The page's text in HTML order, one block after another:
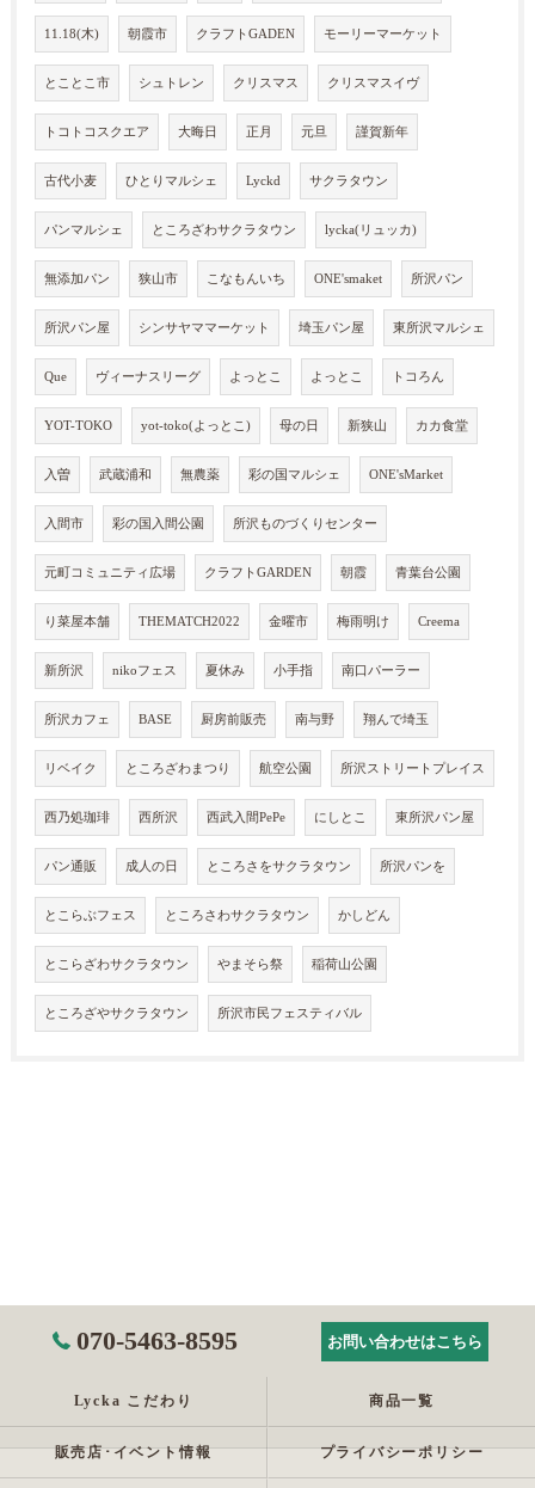
11.18(木) 朝霞市 クラフトGADEN モーリーマーケット
とことこ市 シュトレン クリスマス クリスマスイヴ
トコトコスクエア 大晦日 正月 元旦 謹賀新年
古代小麦 ひとりマルシェ Lyckd サクラタウン
パンマルシェ ところざわサクラタウン lycka(リュッカ)
無添加パン 狭山市 こなもんいち ONE'smaket 所沢パン
所沢パン屋 シンサヤママーケット 埼玉パン屋 東所沢マルシェ
Que ヴィーナスリーグ よっとこ よっとこ トコろん
YOT-TOKO yot-toko(よっとこ) 母の日 新狭山 カカ食堂
入曽 武蔵浦和 無農薬 彩の国マルシェ ONE'sMarket
入間市 彩の国入間公園 所沢ものづくりセンター
元町コミュニティ広場 クラフトGARDEN 朝霞 青葉台公園
り菜屋本舗 THEMATCH2022 金曜市 梅雨明け Creema
新所沢 nikoフェス 夏休み 小手指 南口パーラー
所沢カフェ BASE 厨房前販売 南与野 翔んで埼玉
リベイク ところざわまつり 航空公園 所沢ストリートプレイス
西乃処珈琲 西所沢 西武入間PePe にしとこ 東所沢パン屋
パン通販 成人の日 ところさをサクラタウン 所沢パンを
とこらぶフェス ところさわサクラタウン かしどん
とこらざわサクラタウン やまそら祭 稲荷山公園
ところざやサクラタウン 所沢市民フェスティバル
070-5463-8595 お問い合わせはこちら
Lycka こだわり 商品一覧
販売店･イベント情報 プライバシーポリシー